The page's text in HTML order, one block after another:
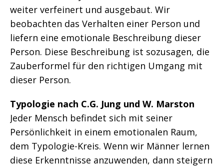
weiter verfeinert und ausgebaut. Wir
beobachten das Verhalten einer Person und
liefern eine emotionale Beschreibung dieser
Person. Diese Beschreibung ist sozusagen, die
Zauberformel für den richtigen Umgang mit
dieser Person.
Typologie nach C.G. Jung und W. Marston
Jeder Mensch befindet sich mit seiner
Persönlichkeit in einem emotionalen Raum,
dem Typologie-Kreis. Wenn wir Männer lernen
diese Erkenntnisse anzuwenden, dann steigern